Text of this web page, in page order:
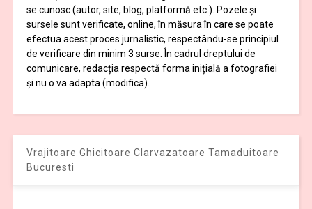
se cunosc (autor, site, blog, platformă etc.). Pozele și
sursele sunt verificate, online, în măsura în care se poate
efectua acest proces jurnalistic, respectându-se principiul
de verificare din minim 3 surse. În cadrul dreptului de
comunicare, redacția respectă forma inițială a fotografiei
și nu o va adapta (modifica).
Vrajitoare Ghicitoare Clarvazatoare Tamaduitoare
Bucuresti